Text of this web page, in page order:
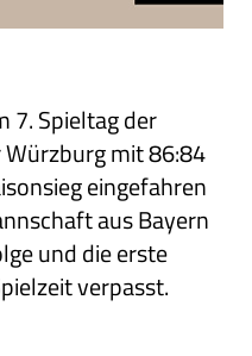
7. Spieltag der
Würzburg mit 86:84
eingefahren
aus Bayern
und die erste
verpasst.